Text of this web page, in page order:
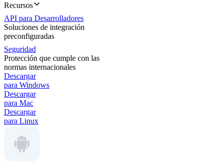
Recursos
API para Desarrolladores
Soluciones de integración
preconfiguradas
Seguridad
Protección que cumple con las
normas internacionales
Descargar
para Windows
Descargar
para Mac
Descargar
para Linux